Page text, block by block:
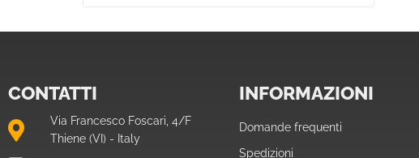
CONTATTI
Via Francesco Foscari, 4/F
Thiene (VI) - Italy
INFORMAZIONI
Domande frequenti
Spedizioni